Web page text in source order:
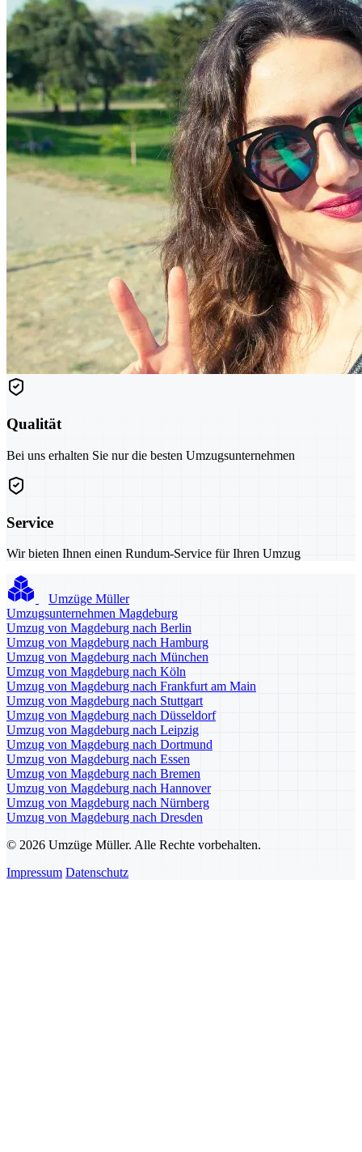
Qualität
Bei uns erhalten Sie nur die besten Umzugsunternehmen
Service
Wir bieten Ihnen einen Rundum-Service für Ihren Umzug
Umzüge Müller
Umzugsunternehmen Magdeburg
Umzug von Magdeburg nach Berlin
Umzug von Magdeburg nach Hamburg
Umzug von Magdeburg nach München
Umzug von Magdeburg nach Köln
Umzug von Magdeburg nach Frankfurt am Main
Umzug von Magdeburg nach Stuttgart
Umzug von Magdeburg nach Düsseldorf
Umzug von Magdeburg nach Leipzig
Umzug von Magdeburg nach Dortmund
Umzug von Magdeburg nach Essen
Umzug von Magdeburg nach Bremen
Umzug von Magdeburg nach Hannover
Umzug von Magdeburg nach Nürnberg
Umzug von Magdeburg nach Dresden
© 2026 Umzüge Müller. Alle Rechte vorbehalten.
Impressum Datenschutz